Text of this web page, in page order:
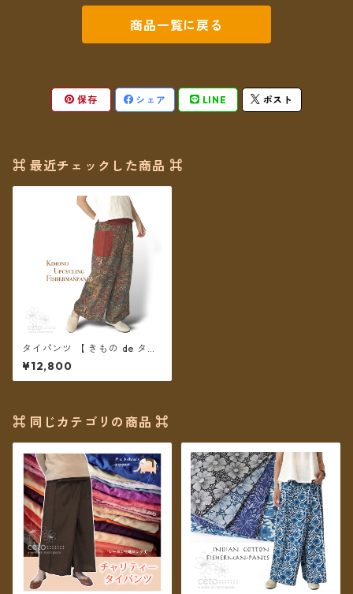
商品一覧に戻る
保存 シェア LINE ポスト
⌘ 最近チェックした商品 ⌘
タイパンツ 【 きもの de タイ
パンツ 】no-24 ＊送料無料＊
¥12,800
⌘ 同じカテゴリの商品 ⌘